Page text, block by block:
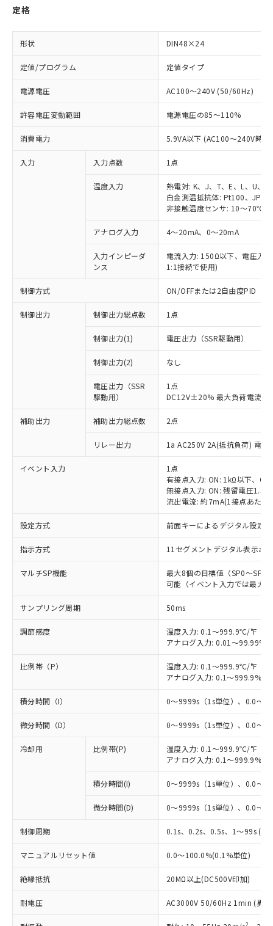
定格
形状 DIN48×24
定値/プログラム 定値タイプ
電源電圧 AC100～240V (50/60Hz)
許容電圧変動範囲 電源電圧の85～110%
消費電力 5.9VA以下 (AC100～240V時)
入力 入力点数 1点
温度入力
熱電対: K、J、T、E、L、U、
白金測温抵抗体: Pt100、
非接触温度センサ: 10～70℃
アナログ入力 4～20mA、0～20mA
入力インピーダ
ンス
電流入力: 150Ω以下、電圧入
1:1接続で使用)
制御方式 ON/OFFまたは2自由度PID（
制御出力 制御出力総点数 1点
制御出力(1) 電圧出力（SSR駆動用）
制御出力(2) なし
電圧出力（SSR
駆動用）
1点
DC12V±20% 最大負荷電流
補助出力 補助出力総点数 2点
リレー出力 1a AC250V 2A(抵抗負荷) 電
イベント入力
1点
有接点入力: ON: 1kΩ以下、
無接点入力: ON: 残留電圧1.5V
流出電流: 約7mA(1接点あたり)
設定方式 前面キーによるデジタル設定
指示方式 11セグメントデジタル表示お
マルチSP機能
最大8個の目標値（SP0～SP7
可能（イベント入力では最大4
サンプリング周期 50ms
調節感度
温度入力: 0.1～999.9℃/°F（
アナログ入力: 0.01～
比例帯（P）
温度入力: 0.1～999.9℃/°F（
アナログ入力: 0.1～999.9%FS
積分時間（I） 0～9999s（1s単位）、0.0～
微分時間（D） 0～9999s（1s単位）、0.0～
冷却用 比例帯(P)
温度入力: 0.1～999.9℃/°F（
アナログ入力: 0.1～999.9%FS
積分時間(I) 0～9999s（1s単位）、0.0～
微分時間(D) 0～9999s（1s単位）、0.0～
制御周期 0.1s、0.2s、0.5s、1～99s (1s
マニュアルリセット値 0.0～100.0%(0.1%単位)
絶縁抵抗 20MΩ以上(DC500V印加)
耐電圧 AC3000V 50/60Hz 1min (異極
2
ご利用条件
以下の条件をお読みいただき、同意のうえ
本サービスは、当社制御機器事業取扱
対応済み：EU RoHS指令（10物質）の
非含有に対応した製品が提供可能な商品で
対応予定：EU RoHS指令（10物質）の非含
有に対応した製品に切り替える予定のある
商品です。
対応予定なし：EU RoHS指令（10物質）の
非含有に非対応の商品で、対応品を出す予
調査・確認中：EU RoHS指令（10物質）の
非含有の対応状況を調査中または確認中の